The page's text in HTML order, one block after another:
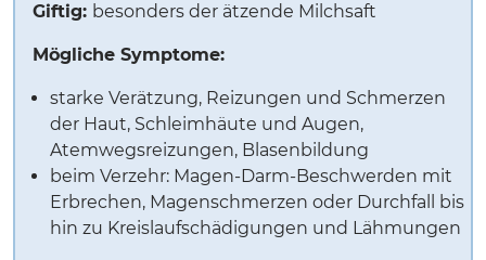
Giftig: besonders der ätzende Milchsaft
Mögliche Symptome:
starke Verätzung, Reizungen und Schmerzen
der Haut, Schleimhäute und Augen,
Atemwegsreizungen, Blasenbildung
beim Verzehr: Magen-Darm-Beschwerden mit
Erbrechen, Magenschmerzen oder Durchfall bis
hin zu Kreislaufschädigungen und Lähmungen